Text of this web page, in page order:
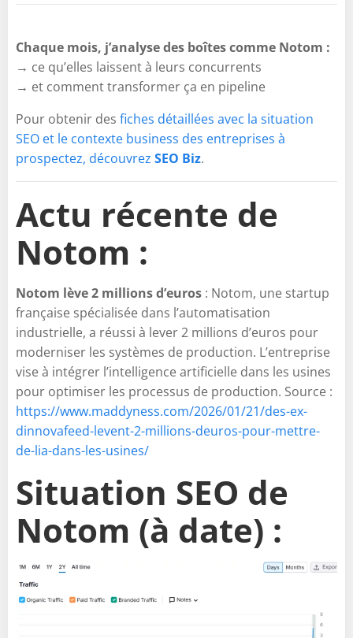
Chaque mois, j’analyse des boîtes comme Notom :
→ ce qu’elles laissent à leurs concurrents
→ et comment transformer ça en pipeline
Pour obtenir des fiches détaillées avec la situation
SEO et le contexte business des entreprises à
prospectez, découvrez SEO Biz.
Actu récente de
Notom :
Notom lève 2 millions d’euros : Notom, une startup
française spécialisée dans l’automatisation
industrielle, a réussi à lever 2 millions d’euros pour
moderniser les systèmes de production. L’entreprise
vise à intégrer l’intelligence artificielle dans les usines
pour optimiser les processus de production. Source :
https://www.maddyness.com/2026/01/21/des-ex-
dinnovafeed-levent-2-millions-deuros-pour-mettre-
de-lia-dans-les-usines/
Situation SEO de
Notom (à date) :